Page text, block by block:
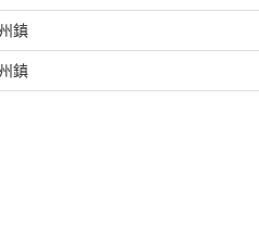
鎮
鎮